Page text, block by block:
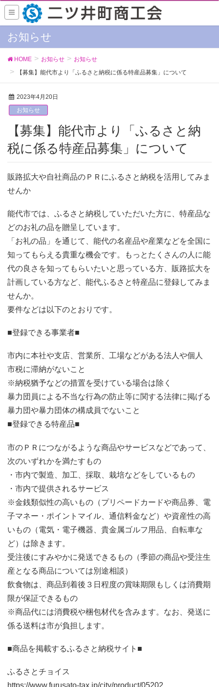
お知らせ
HOME お知らせ
お知らせ
【募集】能代市より「ふるさと納税に係る特産品募集」について
2023年4月20日
お知らせ
【募集】能代市より「ふるさと納
税に係る特産品募集」について
販路拡大や自社商品のＰＲにふるさと納税を活用してみま
せんか
能代市では、ふるさと納税していただいた方に、特産品な
どのお礼の品を贈呈しています。
「お礼の品」を通じて、能代の名産品や産業などを全国に
知ってもらえる貴重な機会です。もっとたくさんの人に能
代の良さを知ってもらいたいと思っている方、販路拡大を
計画している方など、能代ふるさと特産品に登録してみま
せんか。
要件などは以下のとおりです。
■登録できる事業者■
市内に本社や支店、営業所、工場などがある法人や個人
市税に滞納がないこと
※納税猶予などの措置を受けている場合は除く
暴力団員による不当な行為の防止等に関する法律に掲げる
暴力団や暴力団体の構成員でないこと
■登録できる特産品■
市のＰＲにつながるような商品やサービスなどであって、
次のいずれかを満たすもの
・市内で製造、加工、採取、栽培などをしているもの
・市内で提供されるサービス
※金銭類似性の高いもの（プリペードカードや商品券、電
子マネー・ポイントマイル、通信料金など）や資産性の高
いもの（電気・電子機器、貴金属ゴルフ用品、自転車な
ど）は除きます。
受注後にすみやかに発送できるもの（季節の商品や受注生
産となる商品については別途相談）
飲食物は、商品到着後３日程度の賞味期限もしくは消費期
限が保証できるもの
※商品代には消費税や梱包材代を含みます。なお、発送に
係る送料は市が負担します。
■商品を掲載するふるさと納税サイト■
ふるさとチョイス
https://www.furusato-tax.jp/city/product/05202